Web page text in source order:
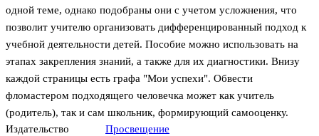
одной теме, однако подобраны они с учетом усложнения, что
позволит учителю организовать дифференцированный подход к
учебной деятельности детей. Пособие можно использовать на
этапах закрепления знаний, а также для их диагностики. Внизу
каждой страницы есть графа "Мои успехи". Обвести
фломастером подходящего человечка может как учитель
(родитель), так и сам школьник, формирующий самооценку.
Издательство
Просвещение